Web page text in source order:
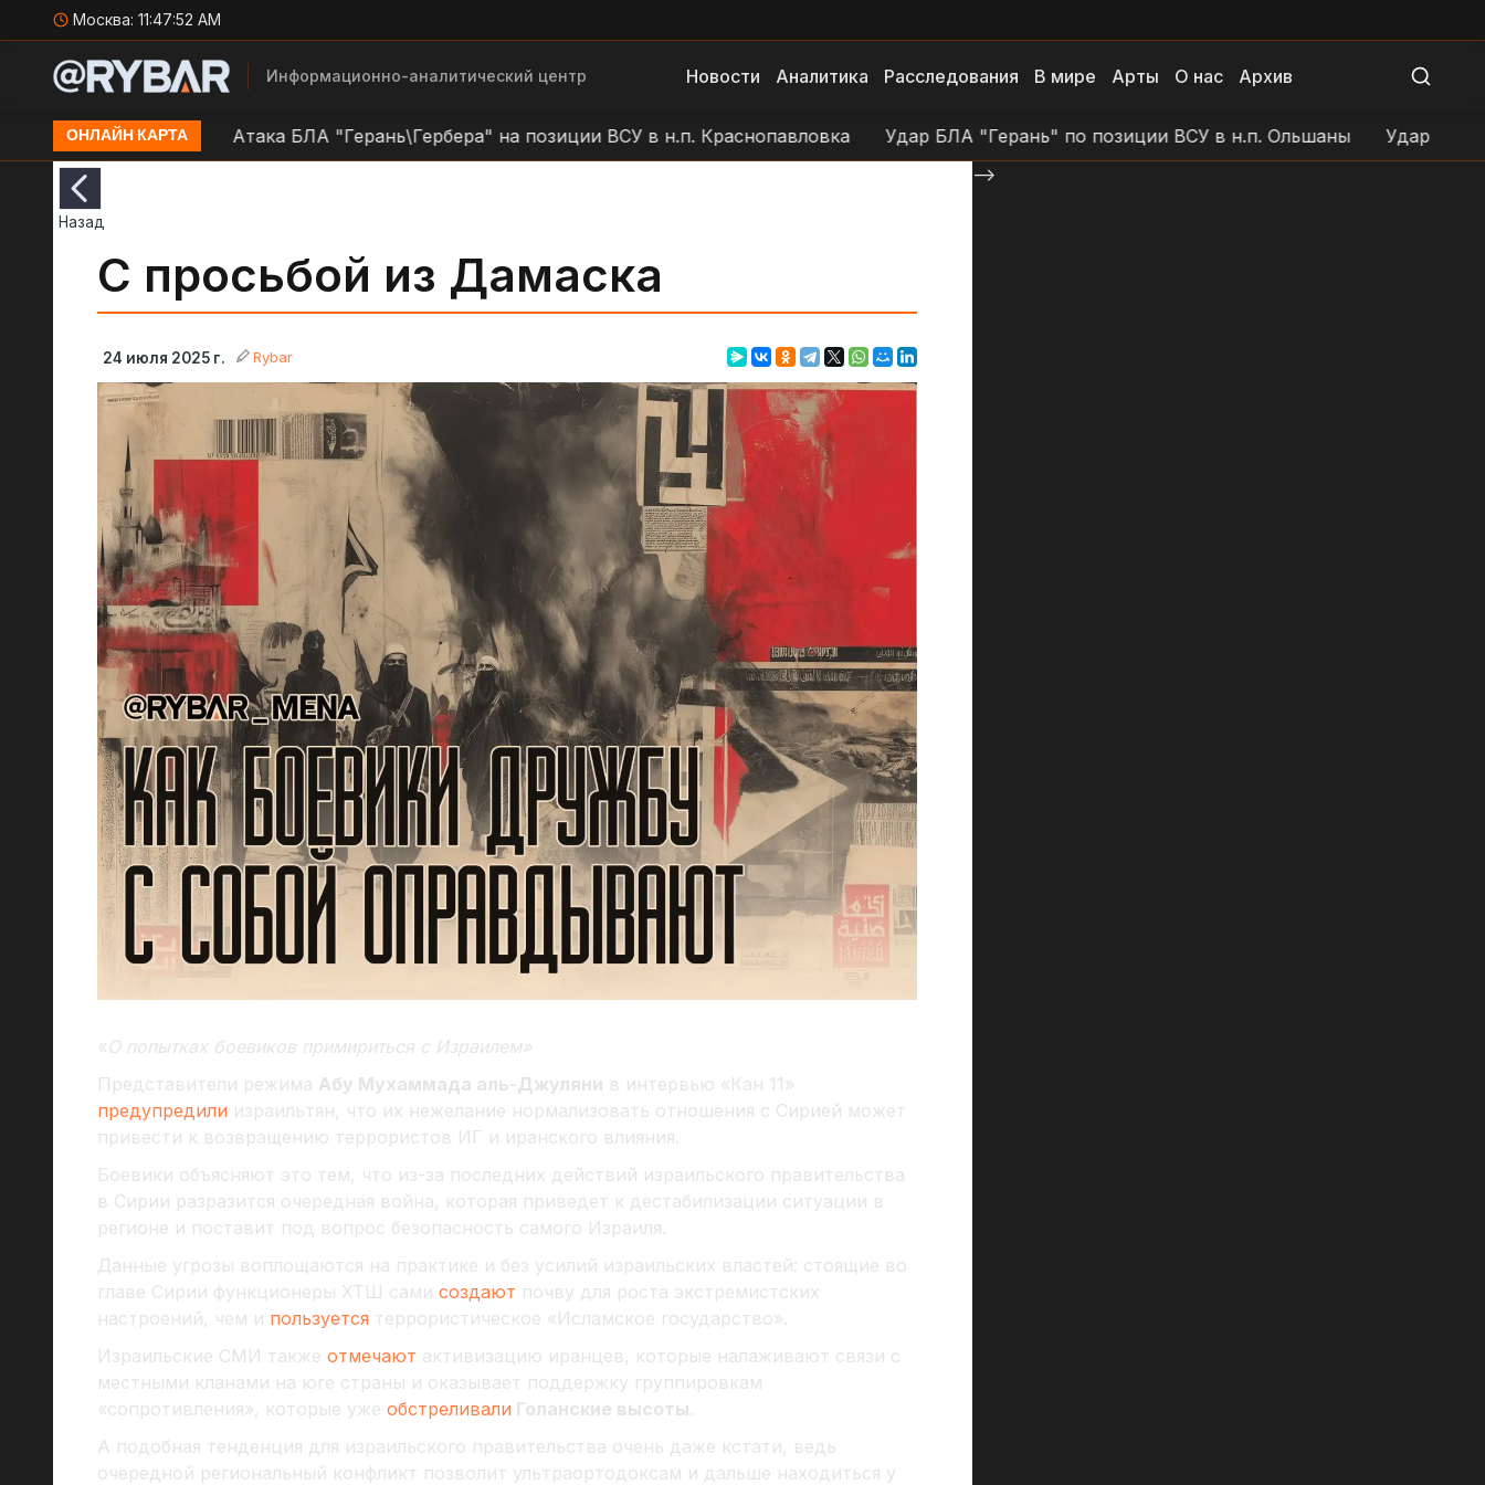
Москва: 11:47:53 AM
Информационно-аналитический центр Новости Аналитика Расследования В мире Арты О нас Архив
ОНЛАЙН КАРТА
Краснокутск Атака БЛА "Герань\Гербера" на позиции ВСУ в н.п. Краснопавловка Удар БЛА "Герань" по позиции ВСУ в н.п. Ольшаны Удар дроном
Назад
С просьбой из Дамаска
24 июля 2025 г. Rybar
« О попытках боевиков примириться с Израилем»
Представители режима Абу Мухаммада аль-Джуляни в интервью «Кан 11»
предупредили израильтян, что их нежелание нормализовать отношения с Сирией может
привести к возвращению террористов ИГ и иранского влияния.
Боевики объясняют это тем, что из-за последних действий израильского правительства
в Сирии разразится очередная война, которая приведет к дестабилизации ситуации в
регионе и поставит под вопрос безопасность самого Израиля.
Данные угрозы воплощаются на практике и без усилий израильских властей: стоящие во
главе Сирии функционеры ХТШ сами создают почву для роста экстремистских
настроений, чем и пользуется террористическое «Исламское государство».
Израильские СМИ также отмечают активизацию иранцев, которые налаживают связи с
местными кланами на юге страны и оказывает поддержку группировкам
«сопротивления», которые уже обстреливали Голанские высоты.
А подобная тенденция для израильского правительства очень даже кстати, ведь
очередной региональный конфликт позволит ультраортодоксам и дальше находиться у
-->